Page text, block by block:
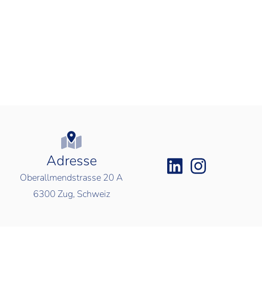
Adresse
Oberallmendstrasse 20 A
6300 Zug, Schweiz